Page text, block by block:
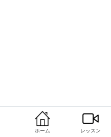
ホーム レッスン